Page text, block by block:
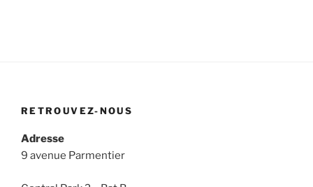
RETROUVEZ-NOUS
Adresse
9 avenue Parmentier